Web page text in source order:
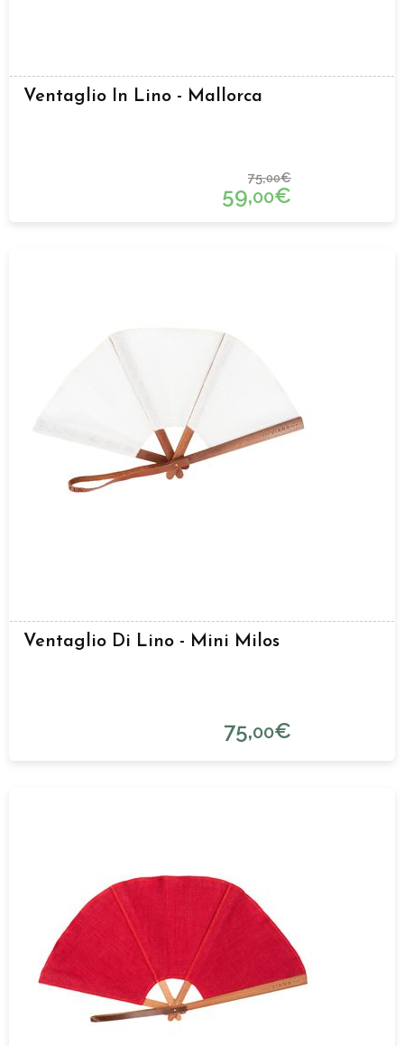
Ventaglio In Lino - Mallorca
75,00€
59,00€
Ventaglio Di Lino - Mini Milos
75,00€